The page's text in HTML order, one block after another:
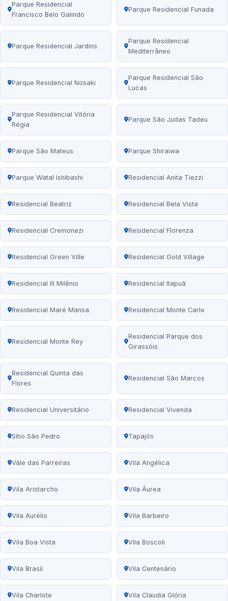
Parque Residencial
Francisco Belo Galindo
Parque Residencial Funada
Parque Residencial Jardins
Parque Residencial
Mediterrâneo
Parque Residencial Nosaki
Parque Residencial São
Lucas
Parque Residencial Vitória
Régia
Parque São Judas Tadeu
Parque São Mateus Parque Shiraiwa
Parque Watal Ishibashi Residencial Anita Tiezzi
Residencial Beatriz Residencial Bela Vista
Residencial Cremonezi Residencial Florenza
Residencial Green Ville Residencial Gold Village
Residencial III Milênio Residencial Itapuã
Residencial Maré Mansa Residencial Monte Carlo
Residencial Monte Rey
Residencial Parque dos
Girassóis
Residencial Quinta das
Flores
Residencial São Marcos
Residencial Universitário Residencial Vivenda
Sítio São Pedro Tapajós
Vale das Parreiras Vila Angélica
Vila Aristarcho Vila Áurea
Vila Aurélio Vila Barbeiro
Vila Boa Vista Vila Boscoli
Vila Brasil Vila Centenário
Vila Charlote Vila Claudia Glória